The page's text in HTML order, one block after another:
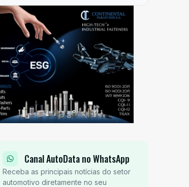
Canal AutoData no WhatsApp
Receba as principais notícias do setor
automotivo diretamente no seu